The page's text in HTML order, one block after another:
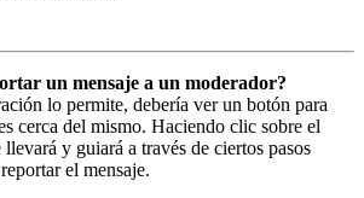
un mensaje a un moderador?
lo permite, debería ver un botón para
cerca del mismo. Haciendo clic sobre el
y guiará a través de ciertos pasos
el mensaje.